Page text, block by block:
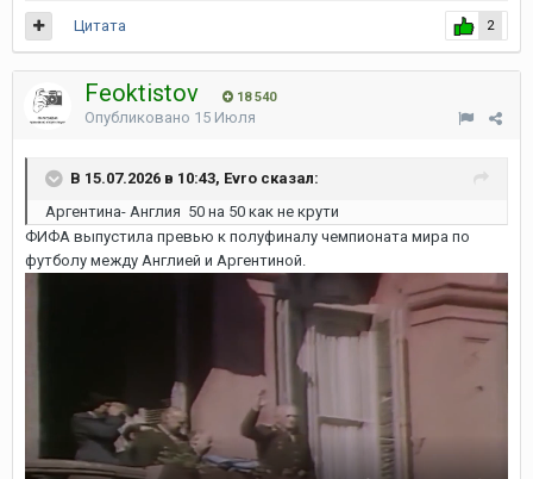
2
Цитата
Feoktistov 18 540
Опубликовано 15 Июля
В 15.07.2026 в 10:43, Evro сказал:
Аргентина- Англия 50 на 50 как не крути
ФИФА выпустила превью к полуфиналу чемпионата мира по
футболу между Англией и Аргентиной.